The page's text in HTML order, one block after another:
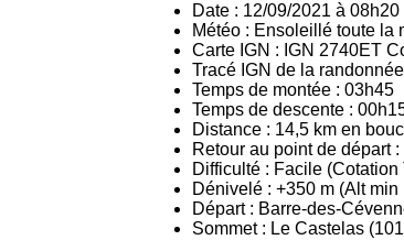
Date : 12/09/2021 à 08h20
Météo : Ensoleillé toute la
Carte IGN : IGN 2740ET
Tracé IGN de la
Temps de montée : 03h45
Temps de descente :
Distance : 14,5 km en
Retour au point de départ :
Difficulté : Facile (Cotation
Dénivelé : +350 m (Alt
Départ : Barre-des-
Sommet : Le Castelas